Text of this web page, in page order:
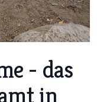
- das
in